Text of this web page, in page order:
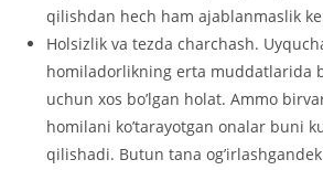
qilishdan hech ham ajablanmaslik
Holsizlik va tezda charchash.
homiladorlikning erta muddatlarida
uchun xos bo’lgan holat. Ammo
homilani ko’tarayotgan onalar buni
qilishadi. Butun tana